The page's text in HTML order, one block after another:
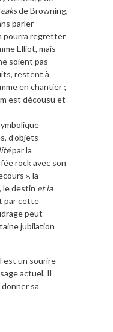
de Browning,
parler
pourra regretter
Elliot, mais
soient pas
restent à
en chantier ;
est décousu et
d’objets-
par la
rock avec son
», la
le destin et la
par cette
peut
jubilation
est un sourire
actuel. Il
sa